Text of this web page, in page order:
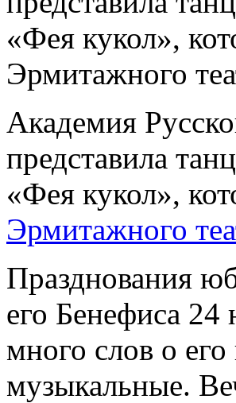
«Фея кукол»,
Эрмитажного
Академия
представила
«Фея кукол»,
Эрмитажного
Празднования
его Бенефиса 24
много слов о
музыкальные.